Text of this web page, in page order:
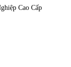
Cao Cấp